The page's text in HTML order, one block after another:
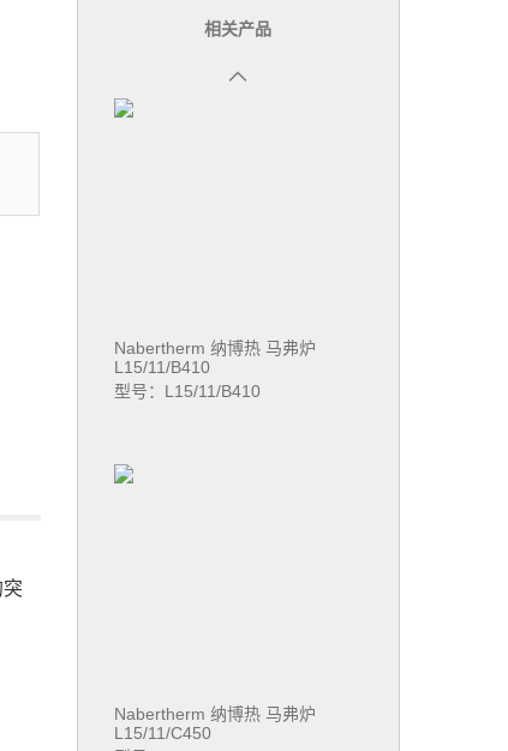
突
相关产品
Nabertherm 纳博热 马弗炉
L15/11/B410
型号：L15/11/B410
Nabertherm 纳博热 马弗炉
L15/11/C450